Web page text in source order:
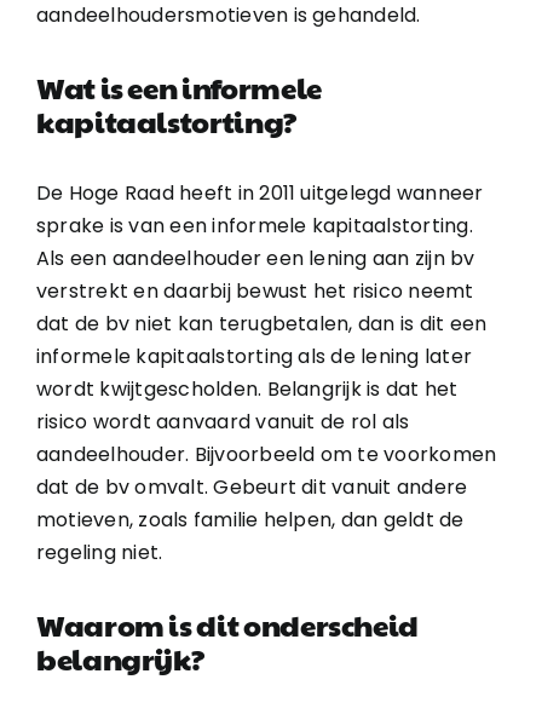
aandeelhoudersmotieven is gehandeld.
Wat is een informele
kapitaalstorting?
De Hoge Raad heeft in 2011 uitgelegd wanneer
sprake is van een informele kapitaalstorting.
Als een aandeelhouder een lening aan zijn bv
verstrekt en daarbij bewust het risico neemt
dat de bv niet kan terugbetalen, dan is dit een
informele kapitaalstorting als de lening later
wordt kwijtgescholden. Belangrijk is dat het
risico wordt aanvaard vanuit de rol als
aandeelhouder. Bijvoorbeeld om te voorkomen
dat de bv omvalt. Gebeurt dit vanuit andere
motieven, zoals familie helpen, dan geldt de
regeling niet.
Waarom is dit onderscheid
belangrijk?